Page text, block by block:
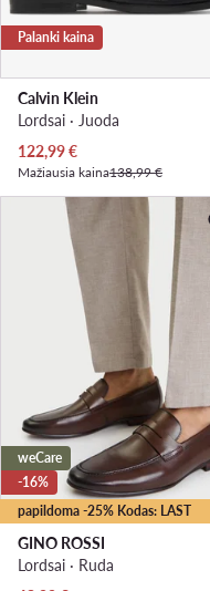
Palanki kaina
Calvin Klein
Lordsai · Juoda
Dabartinė kaina
122,99€
Mažiausia kaina138,99 €
papildoma -25% Kodas: LAST
weCare
-16%
GINO ROSSI
Lordsai · Ruda